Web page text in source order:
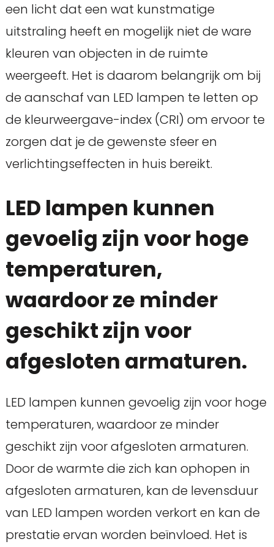
een licht dat een wat kunstmatige
uitstraling heeft en mogelijk niet de ware
kleuren van objecten in de ruimte
weergeeft. Het is daarom belangrijk om bij
de aanschaf van LED lampen te letten op
de kleurweergave-index (CRI) om ervoor te
zorgen dat je de gewenste sfeer en
verlichtingseffecten in huis bereikt.
LED lampen kunnen
gevoelig zijn voor hoge
temperaturen,
waardoor ze minder
geschikt zijn voor
afgesloten armaturen.
LED lampen kunnen gevoelig zijn voor hoge
temperaturen, waardoor ze minder
geschikt zijn voor afgesloten armaturen.
Door de warmte die zich kan ophopen in
afgesloten armaturen, kan de levensduur
van LED lampen worden verkort en kan de
prestatie ervan worden beïnvloed. Het is